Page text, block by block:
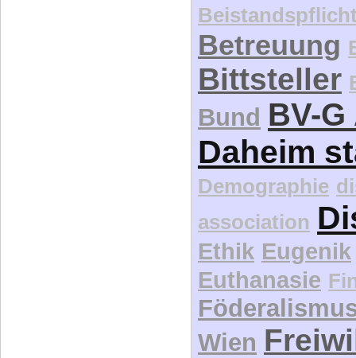
Betreuung
Bittsteller
Bund BV-
Daheim
Demographie
association
Ethik Eugenik
Euthanasie
Wien